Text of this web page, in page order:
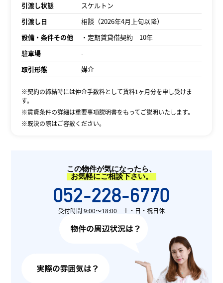
引渡し状態
スケルトン
引渡し日
相談（2026年4月上旬以降）
設備・条件その他
・定期賃貸借契約 10年
駐車場
-
取引形態
媒介
※契約の締結時には仲介手数料として賃料1ヶ月分を申し受けま
す。
※賃貸条件の詳細は重要事項説明書をもってご説明いたします。
※既決の際はご容赦ください。
この物件が気になったら、
お気軽にご相談下さい。
052-228-6770
受付時間 9:00〜18:00 土・日・祝日休